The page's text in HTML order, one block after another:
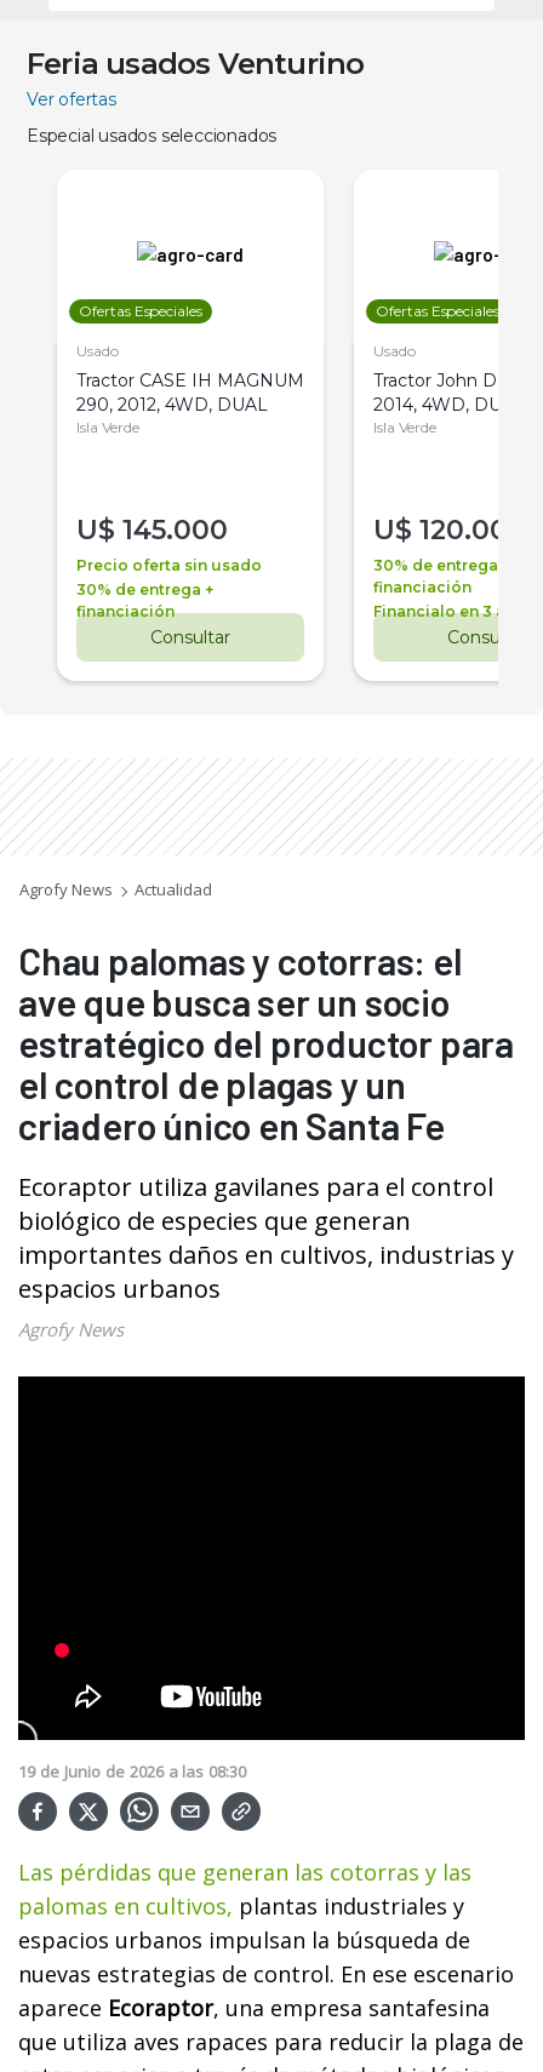
Feria usados Venturino
Ver ofertas
Especial usados seleccionados
Ofertas Especiales
Usado
Tractor CASE IH MAGNUM
290, 2012, 4WD, DUAL
Isla Verde
U$ 145.000
Precio oferta sin usado
30% de entrega +
financiación
Consultar
Ofertas Especiales
Usado
Tractor John Deere
2014, 4WD, DUAL
Isla Verde
U$ 120.000
30% de entrega +
financiación
Financialo en 3 años
Consultar
Agrofy News Actualidad
Chau palomas y cotorras: el
ave que busca ser un socio
estratégico del productor para
el control de plagas y un
criadero único en Santa Fe
Ecoraptor utiliza gavilanes para el control
biológico de especies que generan
importantes daños en cultivos, industrias y
espacios urbanos
Agrofy News
19 de Junio de 2026 a las 08:30
Las pérdidas que generan las cotorras y las
palomas en cultivos, plantas industriales y
espacios urbanos impulsan la búsqueda de
nuevas estrategias de control. En ese escenario
aparece Ecoraptor, una empresa santafesina
que utiliza aves rapaces para reducir la plaga de